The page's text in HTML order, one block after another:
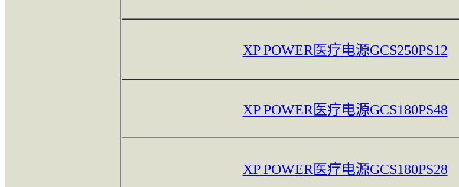
XP POWER医疗电源GCS250PS12
XP POWER医疗电源GCS180PS48
XP POWER医疗电源GCS180PS28